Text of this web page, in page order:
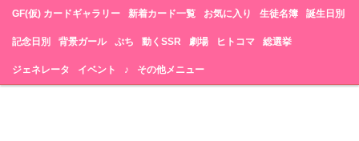
GF(仮) カードギャラリー 新着カード一覧 お気に入り 生徒名簿 誕生日別
記念日別 背景ガール ぷち 動くSSR 劇場 ヒトコマ 総選挙
ジェネレータ イベント ♪ その他メニュー